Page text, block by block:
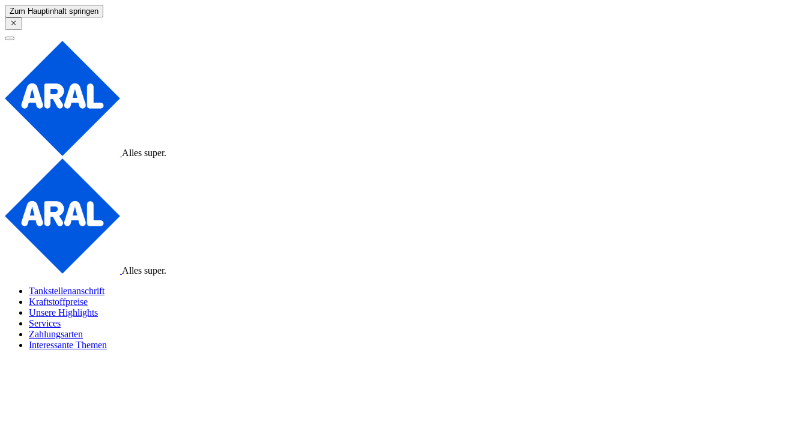
Zum Hauptinhalt springen
Alles super.
Alles super.
Tankstellenanschrift
Kraftstoffpreise
Unsere Highlights
Services
Zahlungsarten
Interessante Themen